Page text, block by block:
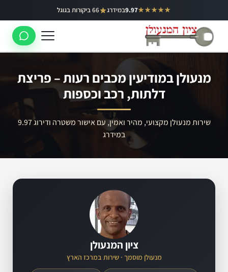
לתוכן
★★★★★
9.97במידרג 66 ביקורות בגוגל באר יעקב
ראשון לציון
לוד
נס ציונה
מנעולן במודיעין מכבים רעות – פריצת
דלתות, רכב וכספות
שירות מנעולן מקצועי, מהיר ואמין, עם אישור משטרה ודירוג 9.97
במידרג
ציון המנעולן
מנעולן מוסמך · שירות במרכז הארץ